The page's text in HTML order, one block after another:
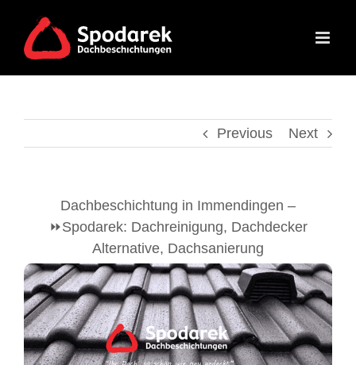
content
Previous Next
Dachbeschichtung in Immendingen –
⏩Spodarek: Dachreinigung, Dachdecker
Alternative, Dachsanierung